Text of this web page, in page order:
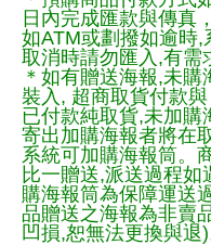
日內完成匯款與傳真
如ATM或劃撥如逾時
取消時請勿匯入,有需
＊如有贈送海報,未
裝入, 超商取貨付款與
已付款純取貨,未加購
寄出加購海報者將在
系統可加購海報筒。
比一贈送,派送過程
購海報筒為保障運送
品贈送之海報為非賣
凹損,恕無法更換與退)